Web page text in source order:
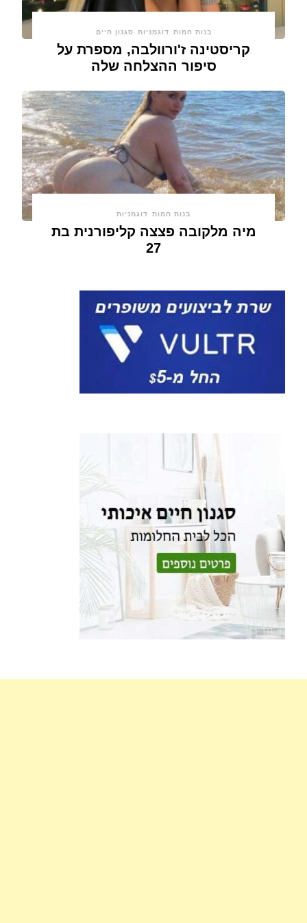
בנות חמות דוגמניות סגנון חיים
קריסטינה ז'ורוולבה, מספרת על
סיפור ההצלחה שלה
בנות חמות דוגמניות
מיה מלקובה פצצה קליפורנית בת
27